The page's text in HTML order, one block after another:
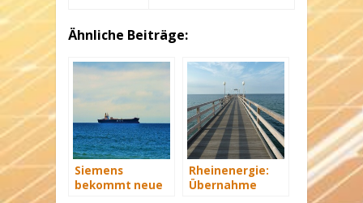
Ähnliche Beiträge:
Siemens
bekommt neue
Rheinenergie:
Übernahme